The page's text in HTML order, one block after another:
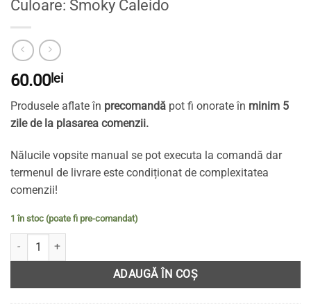
Culoare: Smoky Caleido
60.00lei
Produsele aflate în precomandă pot fi onorate în minim 5
zile de la plasarea comenzii.
Nălucile vopsite manual se pot executa la comandă dar
termenul de livrare este condiționat de complexitatea
comenzii!
1 în stoc (poate fi pre-comandat)
Cantitate KIT BIG GAME pentru pelagic șalău, știucă, somn - 15cm/
ADAUGĂ ÎN COȘ